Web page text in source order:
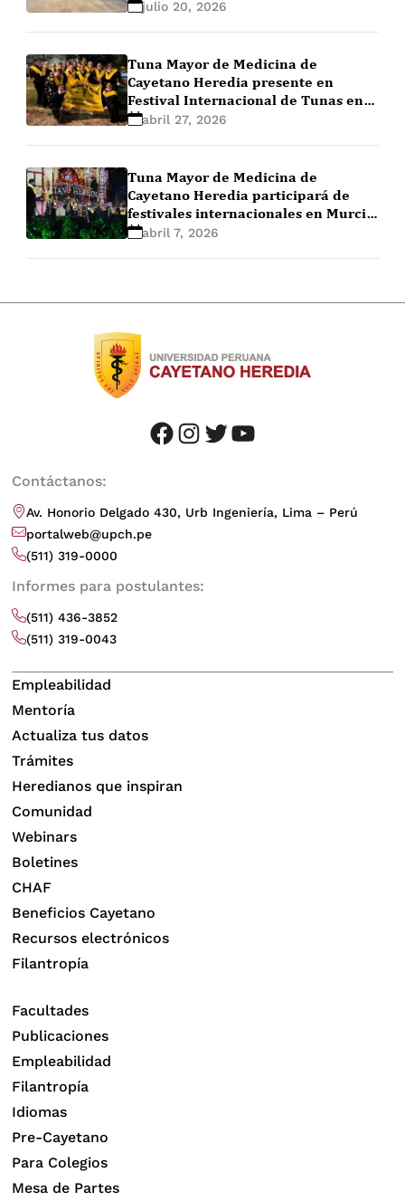
año consecutivo
julio 20, 2026
Tuna Mayor de Medicina de
Cayetano Heredia presente en
Festival Internacional de Tunas en
España
abril 27, 2026
Tuna Mayor de Medicina de
Cayetano Heredia participará de
festivales internacionales en Murcia,
España
abril 7, 2026
facebook instagram twitter youtube
Contáctanos:
Av. Honorio Delgado 430, Urb Ingeniería, Lima – Perú
portalweb@upch.pe
(511) 319-0000
Informes para postulantes:
(511) 436-3852
(511) 319-0043
Empleabilidad
Mentoría
Actualiza tus datos
Trámites
Heredianos que inspiran
Comunidad
Webinars
Boletines
CHAF
Beneficios Cayetano
Recursos electrónicos
Filantropía
Facultades
Publicaciones
Empleabilidad
Filantropía
Idiomas
Pre-Cayetano
Para Colegios
Mesa de Partes